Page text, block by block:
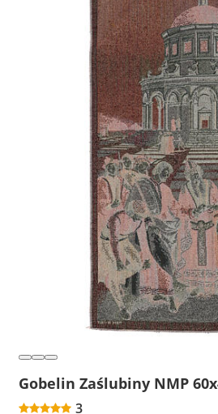
Gobelin Zaślubiny NMP
3